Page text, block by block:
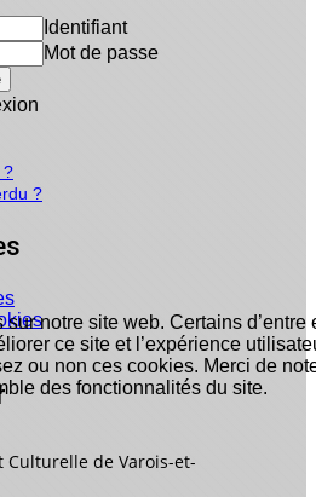
Identifiant
Mot de passe
?
?
Culturelle de Varois-et-
notre site web. Certains
ce site et l’expérience
ou non ces cookies. Merci de
des fonctionnalités du site.